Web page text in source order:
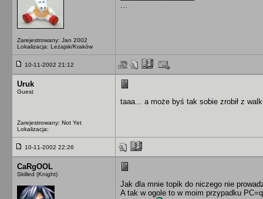
Zarejestrowany: Jan 2002
Lokalizacja: Leżajsk/Kraków
...
10-11-2002 21:12
Uruk
Guest
Zarejestrowany: Not Yet
Lokalizacja:
taaa... a może byś tak sobie zrobił z
10-11-2002 22:26
CaRgOOL
Skilled (Knight)
Jak dla mnie topik do niczego nie
A tak w ogole to w moim przypadku